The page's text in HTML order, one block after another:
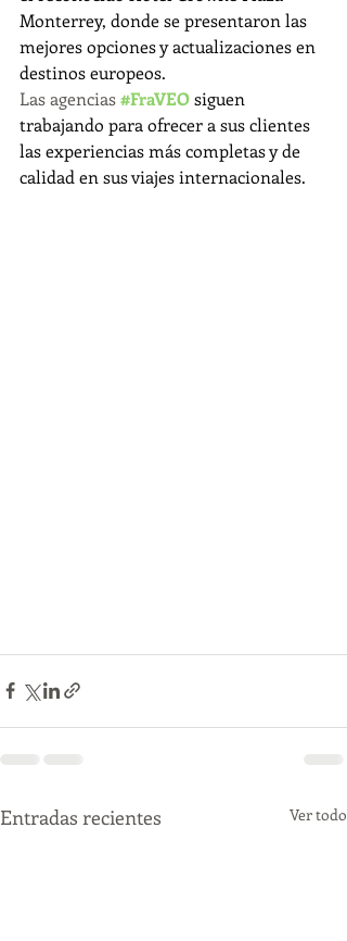
Monterrey, donde se presentaron las
mejores opciones y actualizaciones en
destinos europeos.
Las agencias #FraVEO siguen
trabajando para ofrecer a sus clientes
las experiencias más completas y de
calidad en sus viajes internacionales.
Entradas recientes Ver todo